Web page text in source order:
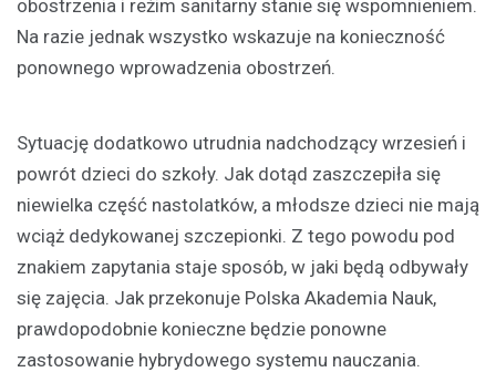
obostrzenia i reżim sanitarny stanie się wspomnieniem.
Na razie jednak wszystko wskazuje na konieczność
ponownego wprowadzenia obostrzeń.
Sytuację dodatkowo utrudnia nadchodzący wrzesień i
powrót dzieci do szkoły. Jak dotąd zaszczepiła się
niewielka część nastolatków, a młodsze dzieci nie mają
wciąż dedykowanej szczepionki. Z tego powodu pod
znakiem zapytania staje sposób, w jaki będą odbywały
się zajęcia. Jak przekonuje Polska Akademia Nauk,
prawdopodobnie konieczne będzie ponowne
zastosowanie hybrydowego systemu nauczania.